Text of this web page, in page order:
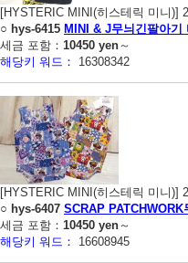
[HYSTERIC MINI(히스테릭 미니)]
○ hys-6415 MINI & J무늬긴팔아기
세금 포함： 10450 yen～
해당키 워드：
16308342
[HYSTERIC MINI(히스테릭 미니)]
○ hys-6407 SCRAP
세금 포함： 10450 yen～
해당키 워드：
16608945